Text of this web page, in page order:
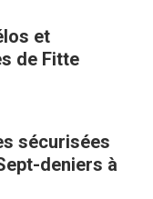
et
de Fitte
sécurisées
deniers à